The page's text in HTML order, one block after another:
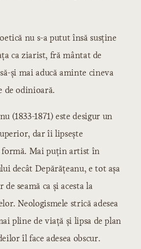
nu s-a putut însă susţine
ca ziarist, fră mântat de
şi mai aducă aminte cineva
de odinioară.
(1833-1871) este desigur un
dar îi lipseşte
formă. Mai puţin artist în
decât Depărăţeanu, e tot aşa
seamă ca şi acesta la
Neologismele strică adesea
pline de viaţă şi lipsa de plan
îl face adesea obscur.